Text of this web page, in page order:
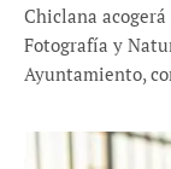
Chiclana
Fotografía y
Ayuntamiento,